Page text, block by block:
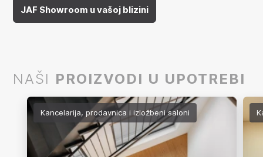
JAF Showroom u vašoj blizini
NAŠI PROIZVODI U UPOTREBI
Kancelarija, prodavnica i izložbeni saloni